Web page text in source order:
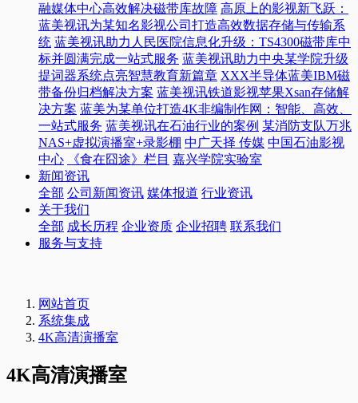
融媒体中心高效解决磁带库故障 高原上的影视新飞跃：
蓝美视讯为某知名影视公司打造高效数据存储与传输系
统 蓝美视讯助力人民医院信息化升级：TS4300磁带库中
标并圆满完成一站式服务 蓝美视讯助力中央某学院升级
提词器系统点亮智慧教育新篇章 XXX半导体蓝美IBM磁
带备份归档解决方案 蓝美视讯铁道影视苹果Xsan存储解
决方案 蓝美为某单位打造4K非编制作网：智能、高效、
一站式服务 蓝美视讯在石油行业的案例 某消防支队万兆
NAS+虚拟演播室+录影棚 中广天择 传媒 中国石油影视
中心
《食在囧途》栏目 嘉兴学院实验室
新闻资讯
全部 公司新闻资讯 媒体报道 行业资讯
关于我们
全部 成长历程 企业资质 企业招聘 联系我们
服务与支持
网站首页
系统集成
4K高清演播室
4K高清演播室